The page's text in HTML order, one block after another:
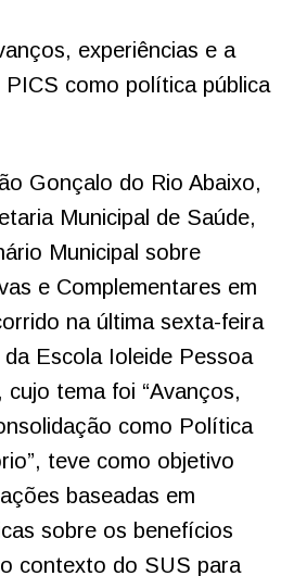
experiências e a
como política pública
Gonçalo do Rio Abaixo,
Municipal de Saúde,
Municipal sobre
e Complementares em
na última sexta-feira
Escola Ioleide Pessoa
tema foi “Avanços,
como Política
teve como objetivo
baseadas em
sobre os benefícios
contexto do SUS para